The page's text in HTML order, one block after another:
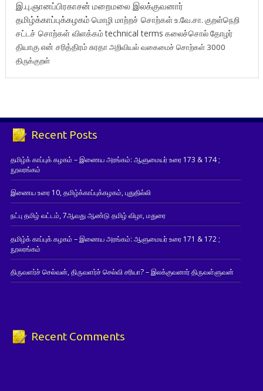
இ.பு.ஞானப்பிரகாசன் மறைமலை இலக்குவனார்
தமிழ்க்காப்புக்கழகம் மொழி மாற்றச் சொற்கள்உ.வே.சா. குறள்நெறி
சட்டச் சொற்கள் விளக்கம்technical terms கலைச்சொல்தோழர்
தியாகுஎன் சரித்திரம்சுரதாஅறிவியல் வகைமைச் சொற்கள் 3000
திருக்குறள்
Recent Posts
தமிழ்க் காப்புக் கழகம் – இணைய அரங்கம்: ஆளுமையர் உரை 173 & 174 ;
நூலரங்கம்
இணைய உரை 10, தமிழ்க்காப்புக்கழகம், புதுதில்லி
நட்பு தமிழ் வட்டம், 7ஆவது ஆண்டு தமிழ் விழா, மதுரை
தமிழ்க் காப்புக் கழகம் – இணைய அரங்கம்: ஆளுமையர் உரை 171 & 172 ;
நூலரங்கம்
திருவளர்ச் செல்வன், திருவளர்ச் செல்வி சரியா? – இலக்குவனார் திருவள்ளுவன்
Recent Comments